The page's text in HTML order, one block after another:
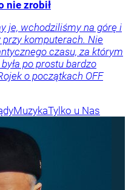
nie zrobił
je, wchodziliśmy na górę i
komputerach. Nie
czasu, za którym
po prostu bardzo
o początkach OFF
MuzykaTylko u Nas